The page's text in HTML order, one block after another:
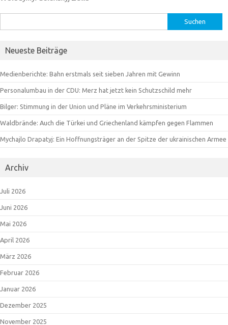
nach:
Neueste Beiträge
Medienberichte: Bahn erstmals seit sieben Jahren mit Gewinn
Personalumbau in der CDU: Merz hat jetzt kein Schutzschild mehr
Bilger: Stimmung in der Union und Pläne im Verkehrsministerium
Waldbrände: Auch die Türkei und Griechenland kämpfen gegen Flammen
Mychajlo Drapatyj: Ein Hoffnungsträger an der Spitze der ukrainischen Armee
Archiv
Juli 2026
Juni 2026
Mai 2026
April 2026
März 2026
Februar 2026
Januar 2026
Dezember 2025
November 2025